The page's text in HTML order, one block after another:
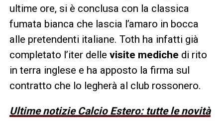
ultime ore, si è conclusa con la classica
fumata bianca che lascia l’amaro in bocca
alle pretendenti italiane. Toth ha infatti già
completato l’iter delle visite mediche di rito
in terra inglese e ha apposto la firma sul
contratto che lo legherà al club rossonero.
Ultime notizie Calcio Estero: tutte le novità